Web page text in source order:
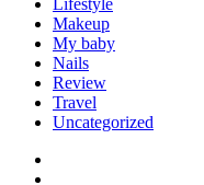
Lifestyle
Makeup
My baby
Nails
Review
Travel
Uncategorized